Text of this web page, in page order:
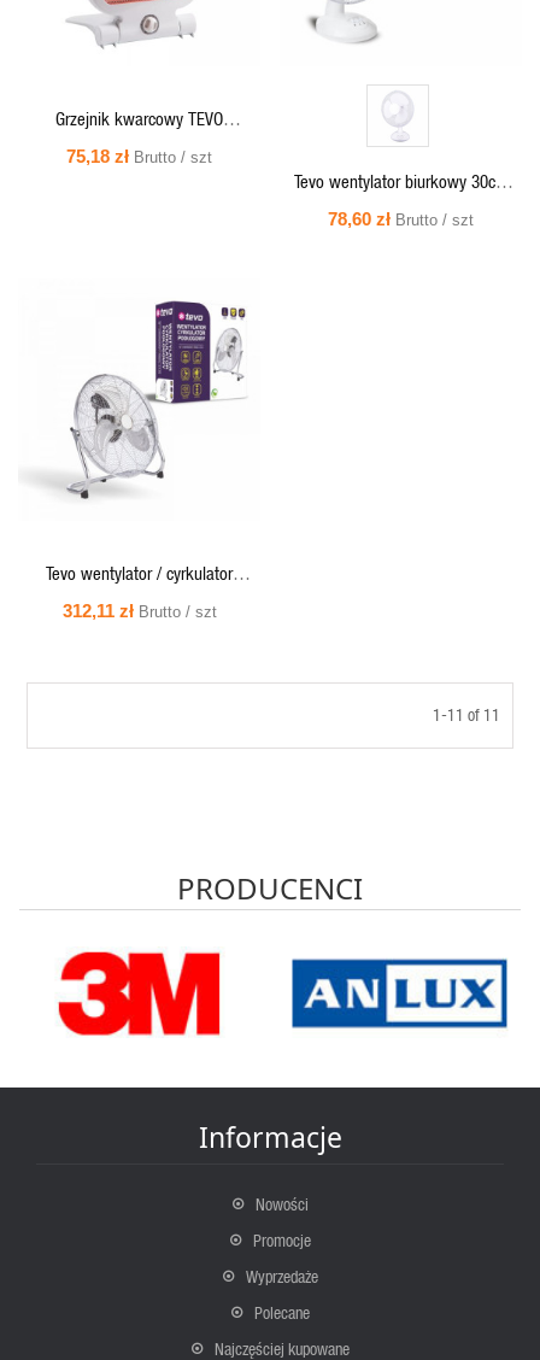
Grzejnik kwarcowy TEVO
400W/800W HTQ.01
75,18 zł Brutto / szt
Tevo wentylator biurkowy 30cm
40W FAN2.B.01
78,60 zł Brutto / szt
SZYBKI
PODGLĄD
Tevo wentylator / cyrkulator
podłogowy 18" 120W chrom
312,11 zł Brutto / szt
1-11 of 11
PRODUCENCI
Informacje
Nowości
Promocje
Wyprzedaże
Polecane
Najczęściej kupowane